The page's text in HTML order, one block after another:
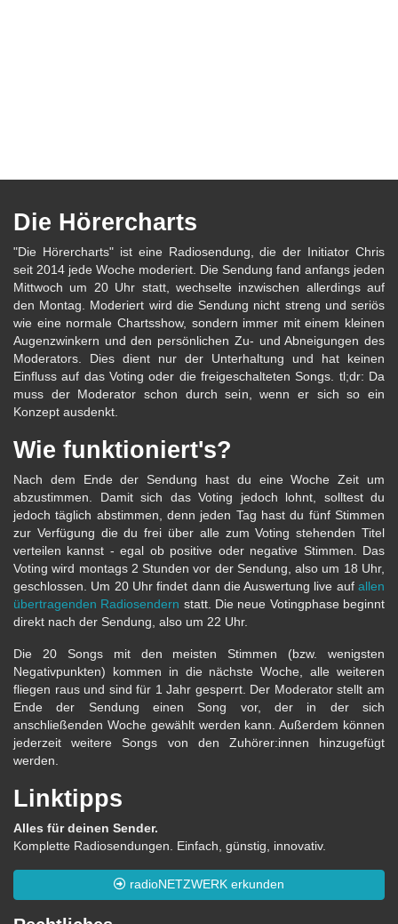
Die Hörercharts
"Die Hörercharts" ist eine Radiosendung, die der Initiator Chris
seit 2014 jede Woche moderiert. Die Sendung fand anfangs jeden
Mittwoch um 20 Uhr statt, wechselte inzwischen allerdings auf
den Montag. Moderiert wird die Sendung nicht streng und seriös
wie eine normale Chartsshow, sondern immer mit einem kleinen
Augenzwinkern und den persönlichen Zu- und Abneigungen des
Moderators. Dies dient nur der Unterhaltung und hat keinen
Einfluss auf das Voting oder die freigeschalteten Songs. tl;dr: Da
muss der Moderator schon durch sein, wenn er sich so ein
Konzept ausdenkt.
Wie funktioniert's?
Nach dem Ende der Sendung hast du eine Woche Zeit um
abzustimmen. Damit sich das Voting jedoch lohnt, solltest du
jedoch täglich abstimmen, denn jeden Tag hast du fünf Stimmen
zur Verfügung die du frei über alle zum Voting stehenden Titel
verteilen kannst - egal ob positive oder negative Stimmen. Das
Voting wird montags 2 Stunden vor der Sendung, also um 18 Uhr,
geschlossen. Um 20 Uhr findet dann die Auswertung live auf allen
übertragenden Radiosendern statt. Die neue Votingphase beginnt
direkt nach der Sendung, also um 22 Uhr.
Die 20 Songs mit den meisten Stimmen (bzw. wenigsten
Negativpunkten) kommen in die nächste Woche, alle weiteren
fliegen raus und sind für 1 Jahr gesperrt. Der Moderator stellt am
Ende der Sendung einen Song vor, der in der sich
anschließenden Woche gewählt werden kann. Außerdem können
jederzeit weitere Songs von den Zuhörer:innen hinzugefügt
werden.
Linktipps
Alles für deinen Sender.
Komplette Radiosendungen. Einfach, günstig, innovativ.
radioNETZWERK erkunden